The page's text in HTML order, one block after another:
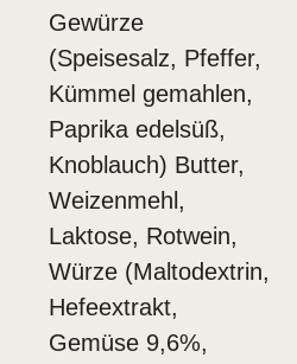
Gewürze
(Speisesalz, Pfeffer,
Kümmel gemahlen,
Paprika edelsüß,
Knoblauch) Butter,
Weizenmehl,
Laktose, Rotwein,
Würze (Maltodextrin,
Hefeextrakt,
Gemüse 9,6%,